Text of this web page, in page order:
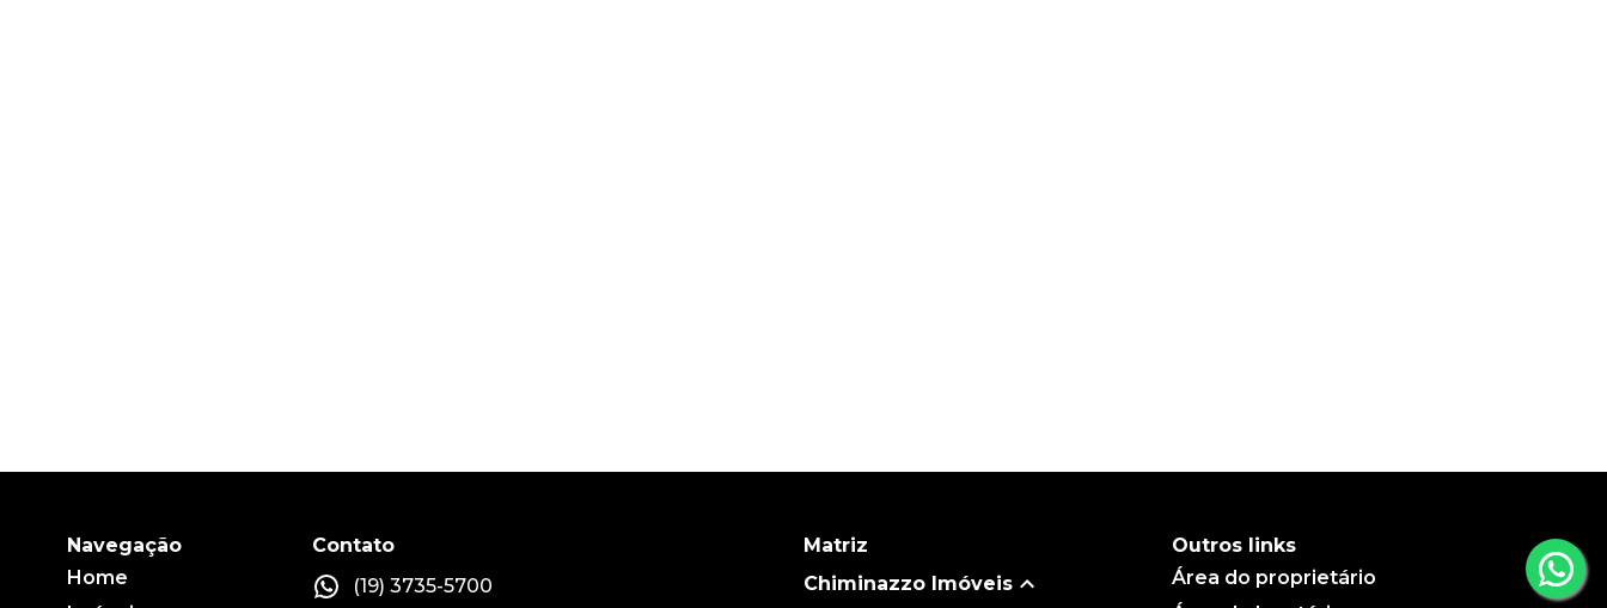
Navegação
Home
Contato
(19) 3735-5700
Matriz
Chiminazzo Imóveis
Outros links
Área do proprietário